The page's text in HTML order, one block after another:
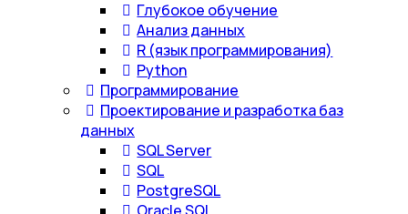
Глубокое обучение
Анализ данных
R (язык программирования)
Python
Программирование
Проектирование и разработка баз
данных
SQL Server
SQL
PostgreSQL